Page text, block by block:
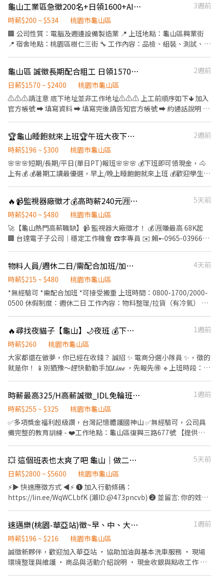
介紹 一般職缺 作業員 技術員 簡單易學有專人教 操作機台 品保 目檢
有站有坐 無塵衣依部門分配 特殊內部職缺 設備 廠務 生管 開發 特殊
工時10小時 日班 08:00~20 00 包含2次休息時間各15分鐘 2次用餐
時間各45分鐘 夜班 20:00~ 08: 00 休假制度 做四休二 休10天 有加班
機會 工作地點 桃園山鶯廠 龜山區山鶯路 住宿4 6人房 登記面試人選
較多 可以選擇點網址 先註冊填寫完整履歷 我會主動與您聯繫 請主
照 主動聯繫 主動聯繫
按鍵、接口、組裝確認等）。 4. 產品分類與處理 將產品區分為良品
（OK）與不良品（NG），並依規定進行標示、包裝或放置。 5. 異
常回報 發現異常或不良品時，依流程標示問題並立即回報現場主
管。 6. 數量清點與紀錄 核對產品數量，填寫相關檢驗紀錄、報表或
合現場生產需求，協助產品搬運、物料整理及其他相關作業。 9. 遵
守作業規範 遵守客戶廠區規定、安全衛生及5S管理，正確使用工具
安排為主，公司將依現場作業需求適時調整工作內容。 －－－－－
－－－－－－－－－－－－－－－－－－－ 📌 廣璽薪資計算方式 ⏰
上班時間 09:00-12:00（彈性休息10分鐘） 12:00 -13:00 （午餐、
午休 1H） 13:00-17:00 （彈性休息10分鐘） ▶ 基本出勤薪資 時
$210 × 7 小時 ＋ $100 ＝ $1,570／天 ▶ 平日加班薪資（臨時狀
況） 加班時段：17:00－19:00 加班時薪：$280 👉 加班費計算：
$280 × 2 小時 ＝ $560 ▶ 假日加班薪資（臨時狀況） 加班時段：
09:00－17:00 加班時薪：$420 👉 加班費計算： 420*7+100 =
*3,040* 💰 薪資制度：固定發薪（非日結） 本公司採固定薪資週期
發放，不提供日結。 📅 薪資計算期間： 💰 發薪日期：於次月 5 日
前完成撥薪 * 08/26～09/25 ➜ 10/05 前撥薪 * 09/26～10/25 ➜
11/05 前撥薪 公司需核對員工出勤、工時、加班、各項津貼及主管
簽核資料後，統一進行薪資作業，因此無法提供日結服務。 請能接
龜山工業區急徵200名+日領1600+AI科技廠(周休二日)錄取率超高+可週日領
3週前
時薪$200 ~ $534
桃園市龜山區
🏢 公司性質：電腦及週邊設備製造業 📍 上班地點：龜山區興業街
📍 宿舍地點：桃園區樹仁三街 🔧 工作內容：品檢、組裝、測試、插
息10分，午餐休息40分，實際工時8H 🍱 供餐：餐補40元 💰 薪資參
考： 日班 200
龜山區 誠徵長期配合粗工 日領1570-3000 可日領 可週領
2週前
日薪$1570 ~ $2400
桃園市龜山區
⚠️⚠️⚠️請注意 底下地址並非工作地址⚠️⚠️⚠️ 上工前順序如下🢃 加入
官方帳號 ➡ 填寫資料 ➡ 填寫完後請告知官方帳號 ➡ 約通話說明 ➡
場有搬運車)等 依現場主管要求完成工作內容 👷‍♂️粗工 $1570起/日 加
班1小時$275(長期配合 報酬漸增) 👷🏻打石工 $2400起/日 大支
+$100 加班1小時$350 👷🏻當月做滿23工 獎金$1000 👷🏻介紹獎金
$1000(詳細規定另外說明) 領錢方式⬇️ 1.日領匯款 2.週領匯款 3.週領
🏆龜山睡飽就來上班🏆午班大夜下班領現最高300/H🏆近虎頭山公園 🏆理貨員B2
2週前
時薪$196 ~ $300
桃園市龜山區
🌸🌸🌸短期/長期/平日(單日PT)報班🌸🌸🌸 💰下班即可領現金，🐴
上有💰 💰暑期工讀最優選，早上/晚上睡飽飽就來上班 💰歡迎學生、
點：龜山區頂湖六街16號 (近龜山大崗國中、國立體大、虎頭山環保
公園) ♦️ 休假制度： 週休二日，見紅休 ♦️ 工作時間&薪水： - ⭐️週一
~週五 1️⃣ 午班⏰下午 15:00 ~ 晚上18:00✅下班領現$196/H - ⭐️週一~
週五 大夜(週二~週六凌晨) 2️⃣ 大夜⏰凌晨 01:00 ~ 早上07:00 ✅下班
理貨結束‼️ ⭐️⭐️⭐️⭐️⬇️⬇️ 應徵方式看這邊⬇️⬇️ ⭐️⭐️⭐️⭐️ 1️⃣ ☎️【潔西專
員】 0906811333 / 官方 ʟɪɴᴇ ID ➤ @lisin888 （力信公司） 2️⃣線上
🔥📹監視器廠徵才💰高時薪240元🈷️68K起🗓️週休二日✨可日領
5天前
時薪$240 ~ $480
桃園市龜山區
🚀【龜山熱門高薪職缺】📹 監視器大廠徵才！ 💰 🈷️賺最高 68K起
🏢 台達電子子公司｜穩定工作機會 ☎️李專員 ✉️ 賴➸0965-039660
供團膳｜加班免費供餐 🛵 免費機車停車位 🏭 廠區環境乾淨舒適 📈
表現優良有機會轉正 💸 可申請日領最高 **1,400元/天** 🔥 想拚高
薪、穩定收入，千萬別錯過！ 📍【職缺資訊】 🏢 工作地點｜桃園龜
山工業區（山鶯路） 🛠 工作內容｜監視器組裝、測試、目檢、包裝
等作業 📅 休假制度｜週休二日（週六需配合加班） ⏰ 工作時間｜
於日班受訓1～2週） 💰【薪資待遇】（含津貼） ☀️ 日班｜時薪 210
元，配合加班 約59,996 🌙 夜班｜時薪 240元，配合加班 約
68,608(額滿) 🍽【休息／用餐】 ⏳ 用餐50分鐘，上、下午各休息10
分鐘 🍛 團膳70元／餐（自理） 🧊 廠內備有蒸飯箱、冰箱 🍱 加班免
費供餐 ♡⃘̎ ̶⋆⌁⌁⌁❤︎⌁⌁⌁快速預約面試 ̶⋆⌁⌁⌁❤︎⌁⌁⌁⋆᷆♡⃘̎ ☎️李專員 ✉️ 賴
➸0965-039660 ✉️ 好友傳送門 ➸ https://reurl.cc/dpYlm6 ✔️留言
姓名+電話+出生年月日
物料人員/週休二日/需配合加班/加班up up
4天前
時薪$215 ~ $480
桃園市龜山區
*無經驗可 *需配合加班 *可接受搬重 上班時間：0800-1700/2000-
0500 休假制度：週休二日 工作內容：物料整理/拉貨（有冷氣） 有
🔥尋找夜貓子【龜山】🌙夜班 💰下班領薪｜✅日領｜📅單日可報班
1週前
時薪$260
桃園市龜山區
大家都還在做夢，你已經在收錢？ 誠招 ✨ 電商分選小隊員 ✨，徵的
就是你！ 📱別猶豫～趕快動動手加𝑳𝒊𝒏𝒆 ，先報先🉐 🔹上班時段：
薪 $260/H ▪️夜11班 ：23:00～08:00➡️時薪 $260/H ▪️夜班：00:00
～ 08:00 ➡️時薪 $260/H 🔸工作內容： 網購包裹理貨、分貨 🔹上班
時段：(休息時間不計薪) 早9班：09:00~18:00➡️ 時薪 $230/H 中班
短：13:00~20:00➡️ 時薪 $230/H 晚9班：21:00~06:00 ➡️時薪
▬▬▬▬▬▬▬▬▬【快速報名】▬▬▬▬▬▬▬▬▬ ❤️𝑳𝒊𝒏𝒆 𝑰𝑫：
【0965330514 】明熙-Lisa 麗莎專員 留言 ✅ 職缺截圖 1對1專人為
位！
時薪最高325/H高薪誠徵_IDL免輪班(設施巡檢員、設備助理技術員)
1週前
時薪$255 ~ $325
桃園市龜山區
✅多項獎金福利超級讚，台灣記憶體護國神山 ✅無經驗可，公司具
備完整的教育訓練 - ❤️工作地點：龜山區復興三路677號 【提供日
和。 - 【IDL工作單位】] 一、設備助理技術員：依照SOP執行機器
維修與保養 休假制度：二休二(月休15天) 日班 : 08:00 ~ 20:00 ，日
班42500元起，換算時薪282/H起 夜班 : 20:00 ~ 08:00，夜班49000
元起，換算時薪325/H起 期滿獎金:滿任一年後發91500元 - 二、設
施巡檢員:現場施作監工安全督導 休假制度：常日班08:00-17:00 薪
每月預估加班費:4500-5000元 - 工作性質:長期約聘(1年) 日後轉正
機會? YES - 快速報名聯繫方式 🔹 官方好友連結 :
💥 這個班表也太爽了吧 龜山｜做二休二｜月休16天✨科技新貴(晶圓) 🔥可短期
5天前
日薪$2800 ~ $5600
桃園市龜山區
⚡▶ 快速應徵方式 ◀⚡ ❶ 加入行動條碼：
https://lin.ee/WqWCLbfK (瀨ID:@473pncvb) ❷ 並留言: 你的姓名
(短期 3個月 至 一年 ) 《工作內容》 1.無塵室環境 2.搬運晶圓 (重量
約 10KG)，機台手動上下貨 3.推車送晶圓盒、拆晶圓外包裝 《工作
時間》 做二休二 固定日班 / 夜班 日班 07:30 - 19:30 夜班 19:30 -
07:30 《工作薪資》 日班薪資 34800 、夜班薪資 41300 【不含加
速邁樂(桃園-華亞站)徵~早、中、大夜、時段班 長期 ♾️ 時薪制服務員
1週前
時薪$196 ~ $216
桃園市龜山區
誠徵新夥伴，歡迎加入華亞站 • 協助加油與基本洗車服務 • 現場
環境整理與維護 • 商品與活動介紹說明 • 現金收銀與點收工作 我